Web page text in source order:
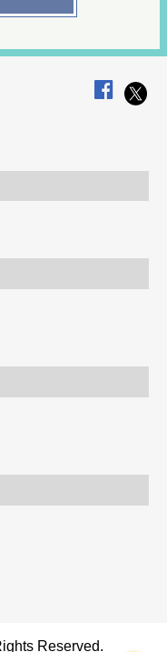
Reserved.